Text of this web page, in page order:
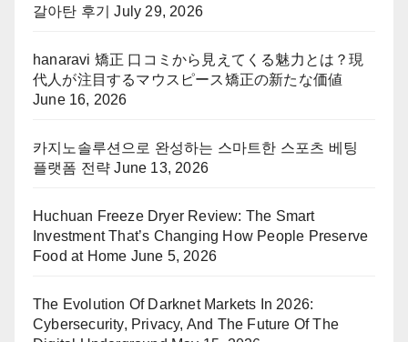
갈아탄 후기
July 29, 2026
hanaravi 矯正 口コミから見えてくる魅力とは？現
代人が注目するマウスピース矯正の新たな価値
June 16, 2026
카지노솔루션으로 완성하는 스마트한 스포츠 베팅
플랫폼 전략 June 13, 2026
Huchuan Freeze Dryer Review: The Smart
Investment That’s Changing How People Preserve
Food at Home June 5, 2026
The Evolution Of Darknet Markets In 2026:
Cybersecurity, Privacy, And The Future Of The